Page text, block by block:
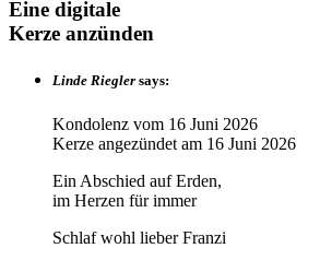
Eine digitale
Kerze anzünden
Linde Riegler says:
Kondolenz vom 16 Juni 2026
Kerze angezündet am 16 Juni 2026
Ein Abschied auf Erden,
im Herzen für immer
Schlaf wohl lieber Franzi